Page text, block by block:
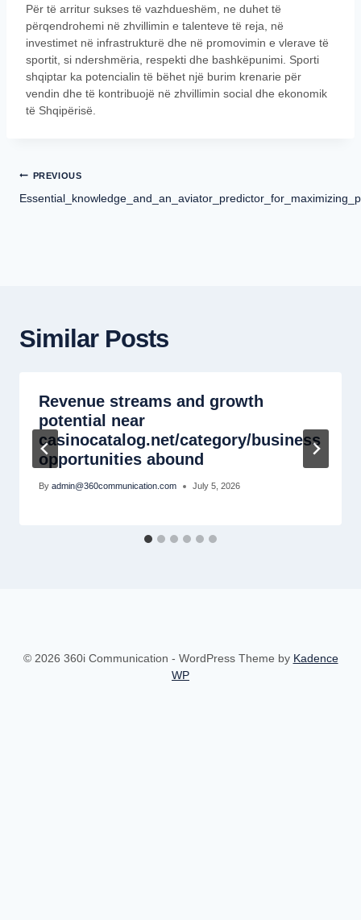
Për të arritur sukses të vazhdueshëm, ne duhet të
përqendrohemi në zhvillimin e talenteve të reja, në
investimet në infrastrukturë dhe në promovimin e vlerave të
sportit, si ndershmëria, respekti dhe bashkëpunimi. Sporti
shqiptar ka potencialin të bëhet një burim krenarie për
vendin dhe të kontribuojë në zhvillimin social dhe ekonomik
të Shqipërisë.
PREVIOUS
Similar Posts
Revenue streams and growth
potential near
casinocatalog.net/category/business
opportunities abound
By admin@360communication.com July 5, 2026
© 2026 360i Communication - WordPress Theme by Kadence
WP